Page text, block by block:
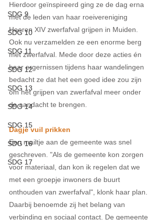
SDG 9
SDG 10
SDG 11
SDG 12
SDG 13
SDG 14
SDG 15
SDG 16
SDG 17
Hierdoor geïnspireerd ging ze de dag erna
met de leden van haar roeivereniging
Heeren XIV zwerfafval grijpen in Muiden.
Ook nu verzamelden ze een enorme berg
met zwerfafval. Mede door deze acties én
haar ergernissen tijdens haar wandelingen
bedacht ze dat het een goed idee zou zijn
om het grijpen van zwerfafval meer onder
de aandacht te brengen.
Dagje vuil prikken
Een mailtje aan de gemeente was snel
geschreven. "Als de gemeente kon zorgen
voor materiaal, dan kon ik regelen dat we
met een groepje inwoners de buurt
onthouden van zwerfafval", klonk haar plan.
Daarbij benoemde zij het belang van
verbinding en sociaal contact. De gemeente